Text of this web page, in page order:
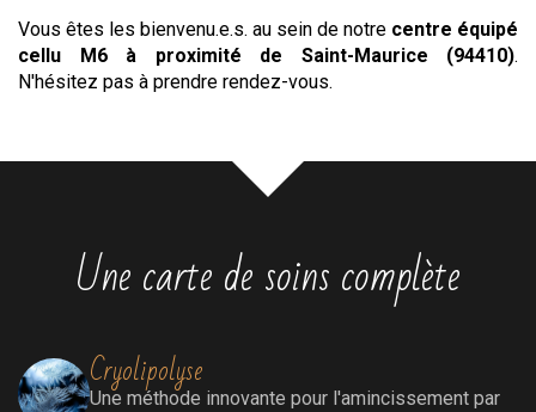
Vous êtes les bienvenu.e.s. au sein de notre centre équipé
cellu M6
à proximité de Saint-Maurice (94410).
N'hésitez pas à prendre rendez-vous.
Une carte de soins complète
Cryolipolyse
Une méthode innovante pour l'amincissement par